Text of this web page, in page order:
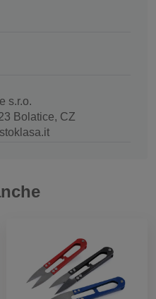
s.r.o.
Bolatice, CZ